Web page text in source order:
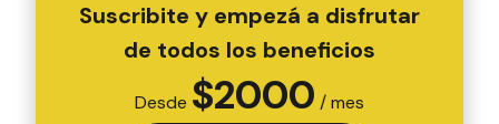
Suscribite y empezá a disfrutar
de todos los beneficios
Desde $2000 / mes